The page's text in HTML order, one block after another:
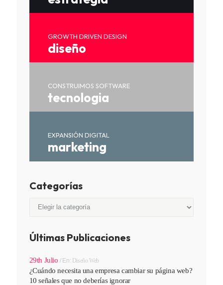
GROWTH DRIVEN DESIGN
diseño
CONSTRUIMOS SOFTWARE
tecnologia
EXPANSIÓN DIGITAL
marketing
Categorías
Categorías
Últimas Publicaciones
29th JulioEn: Diseño Web
¿Cuándo necesita una empresa cambiar su página web?
10 señales que no deberías ignorar